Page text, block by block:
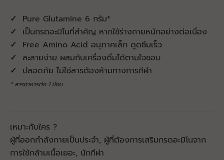
✓ Pure Glutamine 6 กรัม*
✓ เป็นกรดอะมิโนที่สำคัญ หากใช้ร่างกายหนักอย่างต่อเนื่อง
✓ Free Amino Acid อนุภาคเล็ก ดูดซึมเร็ว
✓ ละลายง่าย ผสมกับเครื่องดื่มได้ตามใจชอบ
✓ ปลอดภัย ไม่ใช่สารต้องห้ามทางการกีฬา
* สารอาหารต่อ 1 ช้อน
เหมาะกับใคร ?
ผู้ที่ออกกำลังกายเป็นประจำ, ผู้ที่ต้องการเสริมกรดอะมิโนจาก
การใช้กล้ามเนื้อเยอะ, นักกีฬา